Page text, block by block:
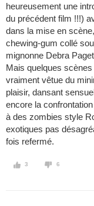
heureusement une
du précédent film !!!)
dans la mise en
chewing-gum collé
mignonne Debra
Mais quelques
vraiment vêtue du
plaisir, dansant
encore la
à des zombies style
exotiques pas
fois refermé.
3 6